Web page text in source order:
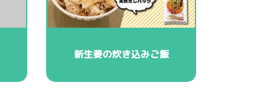
新生姜の炊き込みご飯